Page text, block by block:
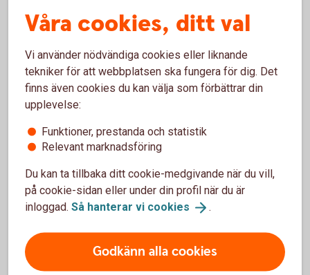
Skaffa Mobilt BankID i appen för
privatpersoner
Ladda ner BankID säkerhetsapp från App Store eller
Google Play till din mobiltelefon.
Logga in i appen för privatpersoner med din
Tryck på menyraden.
Tryck på Inställningar.
Tryck på Mobilt BankID.
Tryck på Beställ Mobilt BankID
Våra cookies, ditt val
Vi använder nödvändiga cookies eller liknande
tekniker för att webbplatsen ska fungera för dig. Det
finns även cookies du kan välja som förbättrar din
upplevelse:
Funktioner, prestanda och statistik
Relevant marknadsföring
Du kan ta tillbaka ditt cookie-medgivande när du vill,
på cookie-sidan eller under din profil när du är
inloggad. Så hanterar vi cookies .
Godkänn alla cookies